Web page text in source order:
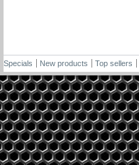
Specials New products Top sellers